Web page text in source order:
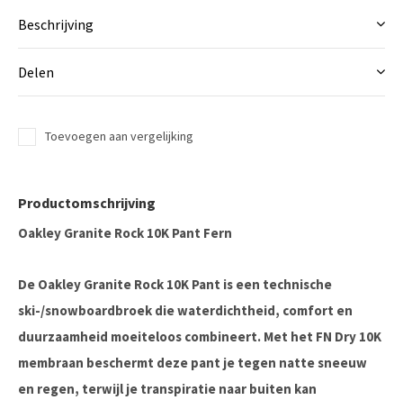
Beschrijving
Delen
Toevoegen aan vergelijking
Productomschrijving
Oakley Granite Rock 10K Pant Fern
De Oakley Granite Rock 10K Pant is een technische
ski-/snowboardbroek die waterdichtheid, comfort en
duurzaamheid moeiteloos combineert. Met het FN Dry 10K
membraan beschermt deze pant je tegen natte sneeuw
en regen, terwijl je transpiratie naar buiten kan